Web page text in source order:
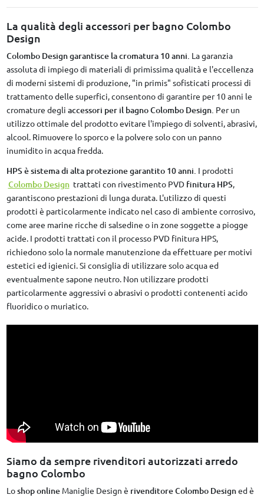
La qualità degli accessori per bagno Colombo
Design
Colombo Design garantisce la cromatura 10 anni. La garanzia
assoluta di impiego di materiali di primissima qualità e l'eccellenza
di moderni sistemi di produzione, "in primis" sofisticati processi di
trattamento delle superfici, consentono di garantire per 10 anni le
cromature degli accessori per il bagno Colombo Design. Per un
utilizzo ottimale del prodotto evitare l'impiego di solventi, abrasivi,
alcool. Rimuovere lo sporco e la polvere solo con un panno
inumidito in acqua fredda.
HPS è sistema di alta protezione garantito 10 anni. I prodotti
Colombo Design trattati con rivestimento PVD finitura HPS,
garantiscono prestazioni di lunga durata. L'utilizzo di questi
prodotti è particolarmente indicato nel caso di ambiente corrosivo,
come aree marine ricche di salsedine o in zone soggette a piogge
acide. I prodotti trattati con il processo PVD finitura HPS,
richiedono solo la normale manutenzione da effettuare per motivi
estetici ed igienici. Si consiglia di utilizzare solo acqua ed
eventualmente sapone neutro. Non utilizzare prodotti
particolarmente aggressivi o abrasivi o prodotti contenenti acido
fluoridico o muriatico.
Siamo da sempre rivenditori autorizzati arredo
bagno Colombo
Loshop onlineManiglie Design è rivenditore Colombo Designed è